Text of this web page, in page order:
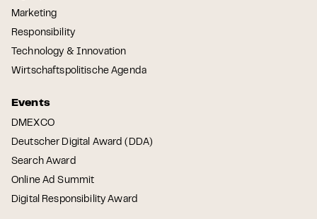
Marketing
Responsibility
Technology & Innovation
Wirtschaftspolitische Agenda
Events
DMEXCO
Deutscher Digital Award (DDA)
Search Award
Online Ad Summit
Digital Responsibility Award